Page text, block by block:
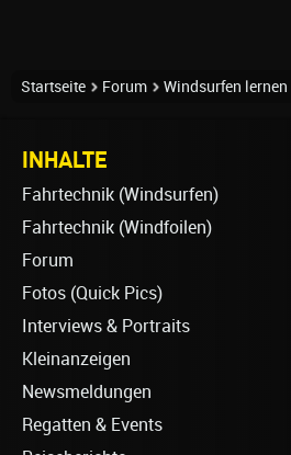
Startseite Forum Windsurfen lernen
INHALTE
Fahrtechnik (Windsurfen)
Fahrtechnik (Windfoilen)
Forum
Fotos (Quick Pics)
Interviews & Portraits
Kleinanzeigen
Newsmeldungen
Regatten & Events